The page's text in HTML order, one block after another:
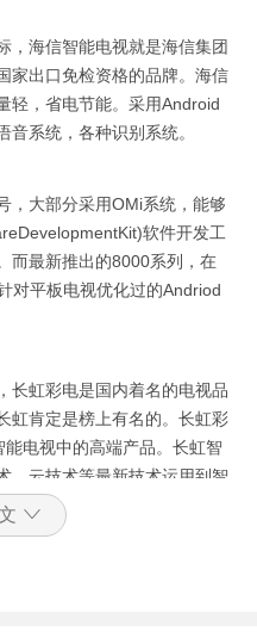
，海信智能电视就是海信集团
家出口免检资格的品牌。海信
轻，省电节能。采用Android
系统，各种识别系统。
，大部分采用OMi系统，能够
软件开发工
而最新推出的8000系列，在
对平板电视优化过的Andriod
长虹彩电是国内着名的电视品
虹肯定是榜上有名的。长虹彩
电视中的高端产品。长虹智
，云技术等最新技术运用到智
时又使产品高度智能化。